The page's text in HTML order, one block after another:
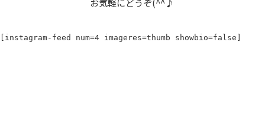
[instagram-feed num=4 imageres=thumb showbio=false]